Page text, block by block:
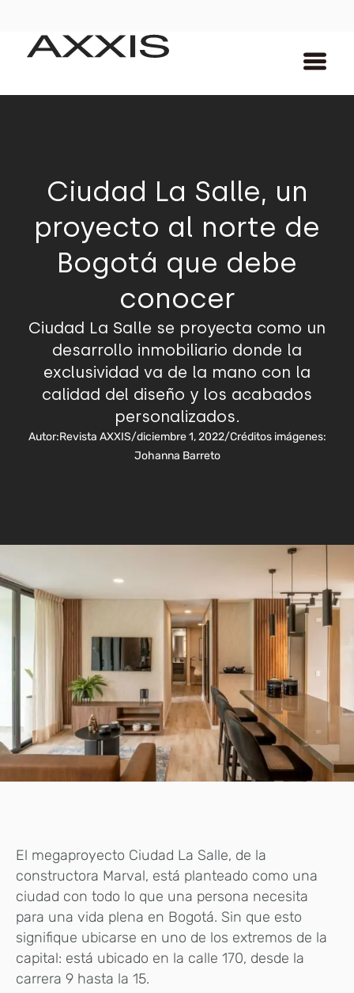
Ciudad La Salle, un
proyecto al norte de
Bogotá que debe
conocer
Ciudad La Salle se proyecta como un
desarrollo inmobiliario donde la
exclusividad va de la mano con la
calidad del diseño y los acabados
personalizados.
Autor:Revista AXXIS/diciembre 1, 2022/Créditos imágenes:
Johanna Barreto
El megaproyecto Ciudad La Salle, de la
constructora Marval, está planteado como una
ciudad con todo lo que una persona necesita
para una vida plena en Bogotá. Sin que esto
signifique ubicarse en uno de los extremos de la
capital: está ubicado en la calle 170, desde la
carrera 9 hasta la 15.